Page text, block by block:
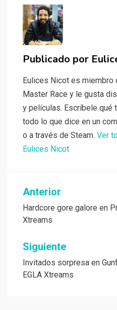
Publicado por
Eulices Nicot es miembro
Master Race y le gusta
y películas. Escríbele qué
todo lo que dice en un
o a través de Steam. Ver
Eulices Nicot
Navegación
de
entradas
Anterior
Hardcore gore galore en
Xtreams
Siguiente
Invitados sorpresa en
EGLA Xtreams